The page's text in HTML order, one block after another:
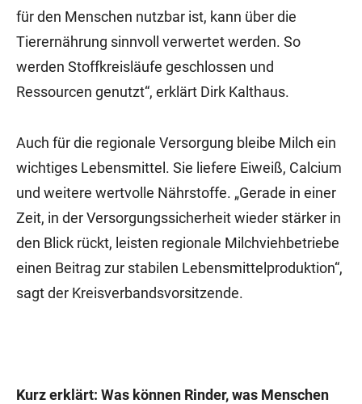
für den Menschen nutzbar ist, kann über die
Tierernährung sinnvoll verwertet werden. So
werden Stoffkreisläufe geschlossen und
Ressourcen genutzt“, erklärt Dirk Kalthaus.
Auch für die regionale Versorgung bleibe Milch ein
wichtiges Lebensmittel. Sie liefere Eiweiß, Calcium
und weitere wertvolle Nährstoffe. „Gerade in einer
Zeit, in der Versorgungssicherheit wieder stärker in
den Blick rückt, leisten regionale Milchviehbetriebe
einen Beitrag zur stabilen Lebensmittelproduktion“,
sagt der Kreisverbandsvorsitzende.
Kurz erklärt: Was können Rinder, was Menschen